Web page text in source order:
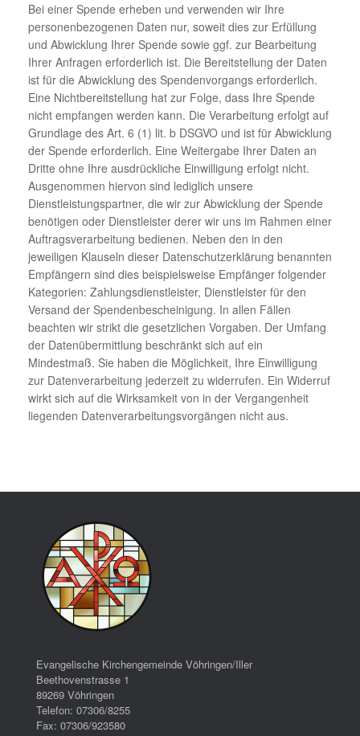
Bei einer Spende erheben und verwenden wir Ihre
personenbezogenen Daten nur, soweit dies zur Erfüllung
und Abwicklung Ihrer Spende sowie ggf. zur Bearbeitung
Ihrer Anfragen erforderlich ist. Die Bereitstellung der Daten
ist für die Abwicklung des Spendenvorgangs erforderlich.
Eine Nichtbereitstellung hat zur Folge, dass Ihre Spende
nicht empfangen werden kann. Die Verarbeitung erfolgt auf
Grundlage des Art. 6 (1) lit. b DSGVO und ist für Abwicklung
der Spende erforderlich. Eine Weitergabe Ihrer Daten an
Dritte ohne Ihre ausdrückliche Einwilligung erfolgt nicht.
Ausgenommen hiervon sind lediglich unsere
Dienstleistungspartner, die wir zur Abwicklung der Spende
benötigen oder Dienstleister derer wir uns im Rahmen einer
Auftragsverarbeitung bedienen. Neben den in den
jeweiligen Klauseln dieser Datenschutzerklärung benannten
Empfängern sind dies beispielsweise Empfänger folgender
Kategorien: Zahlungsdienstleister, Dienstleister für den
Versand der Spendenbescheinigung. In allen Fällen
beachten wir strikt die gesetzlichen Vorgaben. Der Umfang
der Datenübermittlung beschränkt sich auf ein
Mindestmaß. Sie haben die Möglichkeit, Ihre Einwilligung
zur Datenverarbeitung jederzeit zu widerrufen. Ein Widerruf
wirkt sich auf die Wirksamkeit von in der Vergangenheit
liegenden Datenverarbeitungsvorgängen nicht aus.
Evangelische Kirchengemeinde Vöhringen/Iller
Beethovenstrasse 1
89269 Vöhringen
Telefon: 07306/8255
Fax: 07306/923580